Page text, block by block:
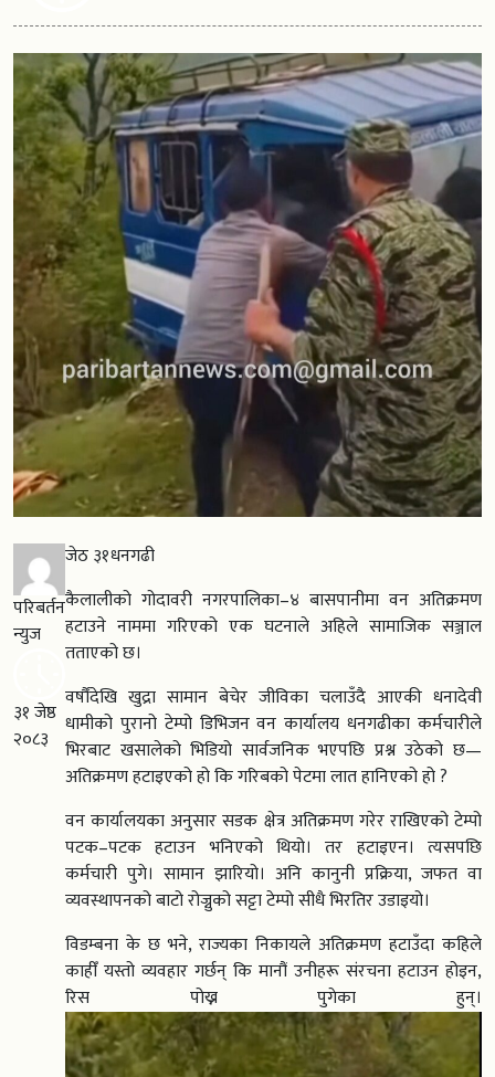
परिबर्तन
न्युज
३१ जेष्ठ
२०८३
जेठ ३१धनगढी
कैलालीको गोदावरी नगरपालिका–४ बासपानीमा वन अतिक्रमण
हटाउने नाममा गरिएको एक घटनाले अहिले सामाजिक सञ्जाल
तताएको छ।
वर्षौंदेखि खुद्रा सामान बेचेर जीविका चलाउँदै आएकी धनादेवी
धामीको पुरानो टेम्पो डिभिजन वन कार्यालय धनगढीका कर्मचारीले
भिरबाट खसालेको भिडियो सार्वजनिक भएपछि प्रश्न उठेको छ—
अतिक्रमण हटाइएको हो कि गरिबको पेटमा लात हानिएको हो ?
वन कार्यालयका अनुसार सडक क्षेत्र अतिक्रमण गरेर राखिएको टेम्पो
पटक–पटक हटाउन भनिएको थियो। तर हटाइएन। त्यसपछि
कर्मचारी पुगे। सामान झारियो। अनि कानुनी प्रक्रिया, जफत वा
व्यवस्थापनको बाटो रोज्नुको सट्टा टेम्पो सीधै भिरतिर उडाइयो।
विडम्बना के छ भने, राज्यका निकायले अतिक्रमण हटाउँदा कहिले
काहीँ यस्तो व्यवहार गर्छन् कि मानौं उनीहरू संरचना हटाउन होइन,
रिस पोख्न पुगेका हुन्।